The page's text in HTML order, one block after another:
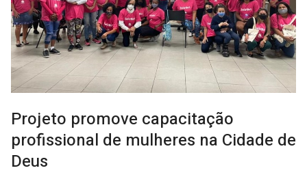
Projeto promove capacitação
profissional de mulheres na Cidade de
Deus